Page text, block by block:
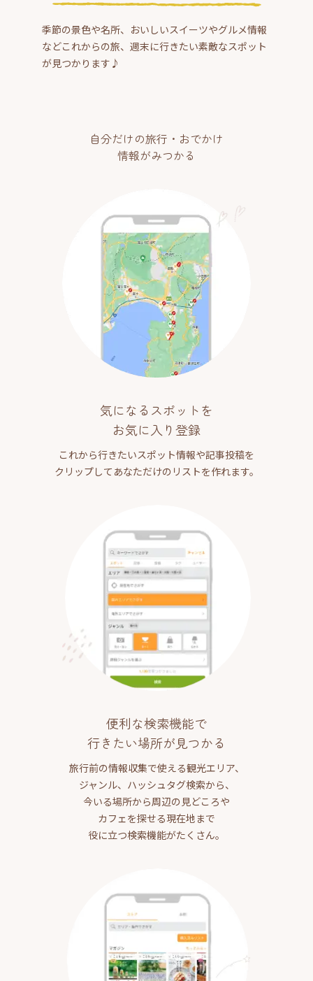
季節の景色や名所、おいしいスイーツやグルメ情報
などこれからの旅、週末に行きたい素敵なスポット
が見つかります♪
自分だけの旅行・おでかけ
情報がみつかる
気になるスポットを
お気に入り登録
これから行きたいスポット情報や記事投稿を
クリップしてあなただけのリストを作れます。
便利な検索機能で
行きたい場所が見つかる
旅行前の情報収集で使える観光エリア、
ジャンル、ハッシュタグ検索から、
今いる場所から周辺の見どころや
カフェを探せる現在地まで
役に立つ検索機能がたくさん。